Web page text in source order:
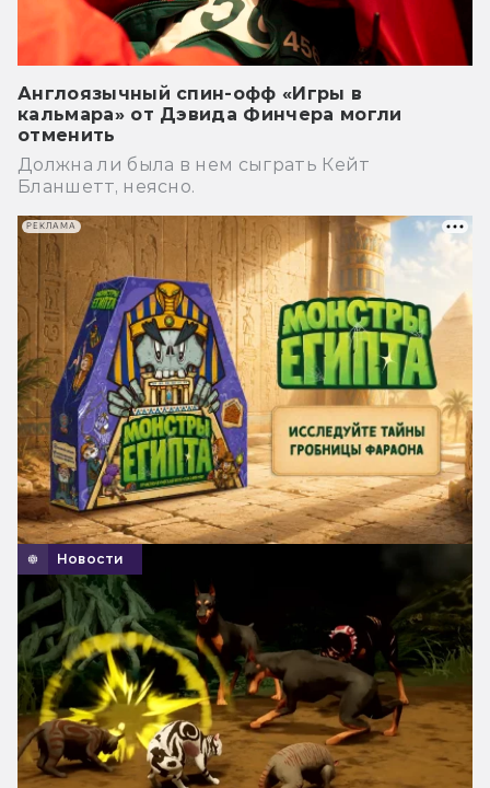
Англоязычный спин-офф «Игры в
кальмара» от Дэвида Финчера могли
отменить
Должна ли была в нем сыграть Кейт
Бланшетт, неясно.
Новости
РЕКЛАМА